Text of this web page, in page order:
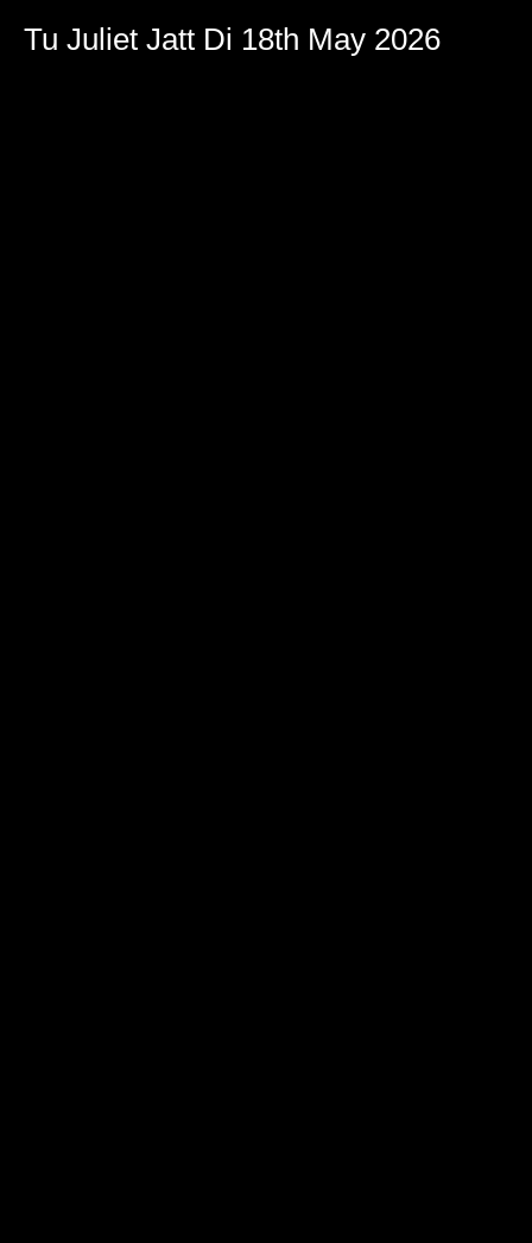
Tu Juliet Jatt Di 18th May 2026